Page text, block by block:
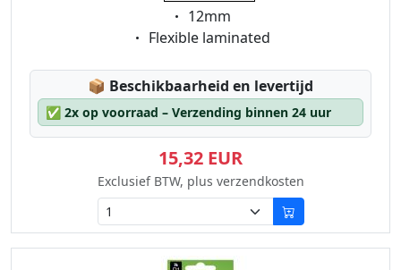
Eigenschaft:
12mm
Eigenschaft:
Flexible laminated
📦 Lagerstatus:
Beschikbaarheid en levertijd
✅ 2x op voorraad – Verzending binnen 24 uur
15,32 EUR
Exclusief BTW, plus verzendkosten